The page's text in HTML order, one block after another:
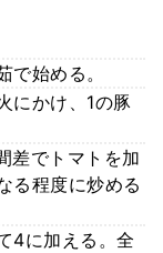
始める。
にかけ、1の豚
差でトマトを加
る程度に炒める
4に加える。全